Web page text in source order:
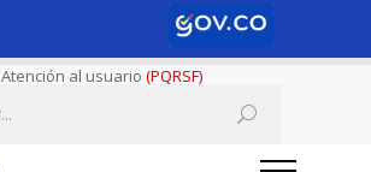
Atención al usuario (PQRSF)